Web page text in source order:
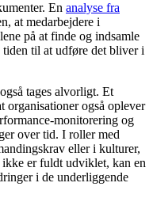
En analyse fra
at medarbejdere i
på at finde og indsamle
til at udføre det bliver i
tages alvorligt. Et
organisationer også oplever
monitorering og
over tid. I roller med
eller i kulturer,
er fuldt udviklet, kan en
i de underliggende